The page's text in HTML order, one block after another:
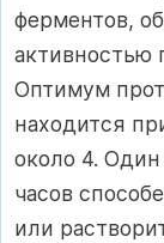
ферментов,
активностью
Оптимум
находится
около 4.
часов
или